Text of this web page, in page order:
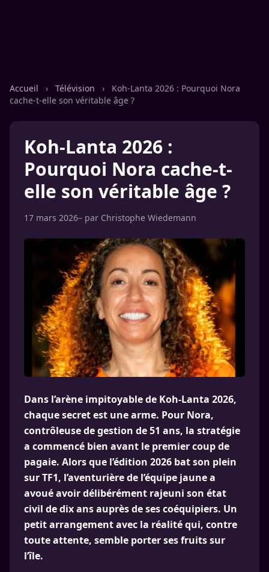
Accueil › Télévision ›
Koh-Lanta 2026 : Pourquoi Nora
cache-t-elle son véritable âge ?
Koh-Lanta 2026 :
Pourquoi Nora cache-t-
elle son véritable âge ?
17 mars 2026– par Christophe Wiedemann
Dans l’arène impitoyable de Koh-Lanta 2026,
chaque secret est une arme. Pour Nora,
contrôleuse de gestion de 51 ans, la stratégie
a commencé bien avant le premier coup de
pagaie. Alors que l’édition 2026 bat son plein
sur TF1, l’aventurière de l’équipe jaune a
avoué avoir délibérément rajeuni son état
civil de dix ans auprès de ses coéquipiers. Un
petit arrangement avec la réalité qui, contre
toute attente, semble porter ses fruits sur
l’île.